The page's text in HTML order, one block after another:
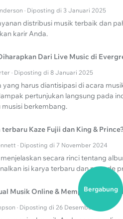
· Diposting di 3 Januari 2025
distribusi musik terbaik dan
karir Anda.
Dari Live Music di
· Diposting di 8 Januari 2025
yang harus diantisipasi di acara
pertunjukan langsung pada
berkembang.
Kaze Fujii dan King &
· Diposting di 7 November 2024
secara rinci tentang
isi karya terbaru dan metode
Musik Online & Mempromosikan
· Diposting di 26 Desember 2024
Bergabung